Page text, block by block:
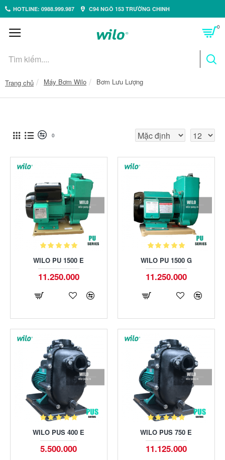
HOTLINE: 0988.999.987 C94 NGÕ 153 TRƯỜNG CHINH
0
Trang chủ Máy Bơm Wilo Bơm Lưu Lượng
0
WILO PU 1500 E
11.250.000
WILO PU 1500 G
11.250.000
WILO PUS 400 E
5.500.000
WILO PUS 750 E
11.125.000